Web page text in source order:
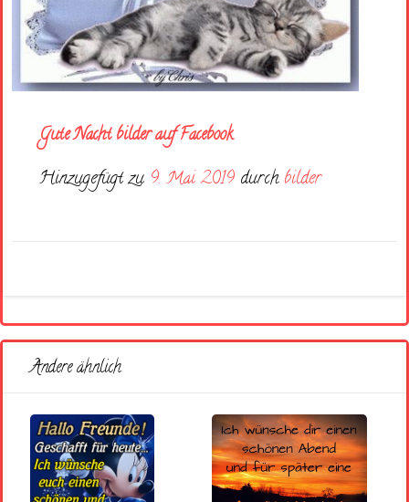
Gute Nacht bilder auf Facebook
Hinzugefügt zu 9. Mai 2019 durch bilder
Andere ähnlich